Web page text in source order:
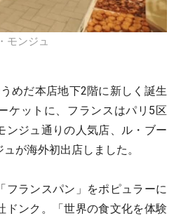
モンジュ
めだ本店地下2階に新しく誕生
ケットに、フランスはパリ5区
ンジュ通りの人気店、ル・ブー
が海外初出店しました。
フランスパン」をポピュラーに
ドンク。「世界の食文化を体験